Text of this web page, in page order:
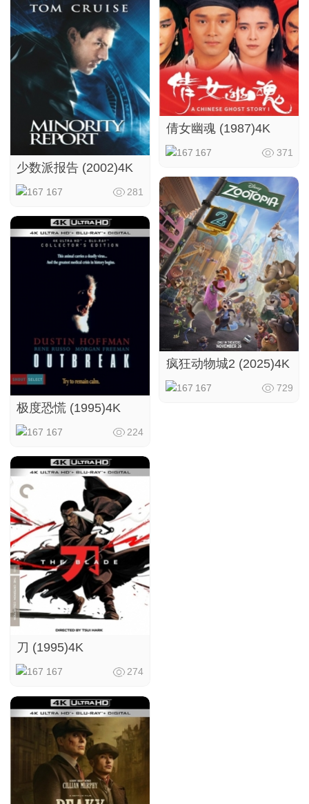
少数派报告 (2002)4K
167 281
极度恐慌 (1995)4K
167 224
刀 (1995)4K
167 274
倩女幽魂 (1987)4K
167 371
疯狂动物城2 (2025)4K
167 729